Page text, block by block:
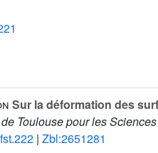
Sur la déformation des
Toulouse pour les
| Zbl:2651281